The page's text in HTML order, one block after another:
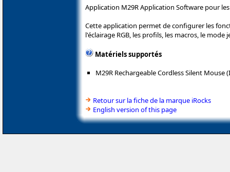
Application M29R Application Software pour
Cette application permet de configurer les
l'éclairage RGB, les profils, les macros, le mode
Matériels supportés
M29R Rechargeable Cordless Silent Mouse
Retour sur la fiche de la marque iRocks
English version of this page